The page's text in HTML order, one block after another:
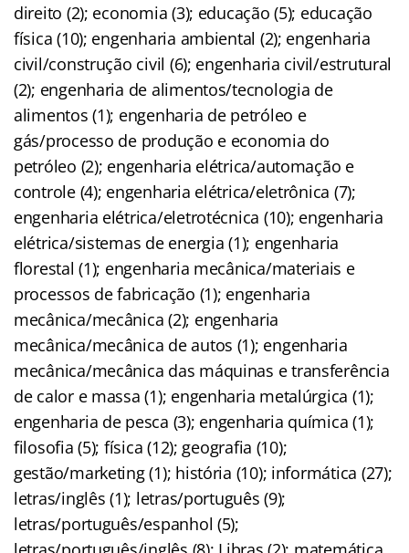
direito (2); economia (3); educação (5); educação
física (10); engenharia ambiental (2); engenharia
civil/construção civil (6); engenharia civil/estrutural
(2); engenharia de alimentos/tecnologia de
alimentos (1); engenharia de petróleo e
gás/processo de produção e economia do
petróleo (2); engenharia elétrica/automação e
controle (4); engenharia elétrica/eletrônica (7);
engenharia elétrica/eletrotécnica (10); engenharia
elétrica/sistemas de energia (1); engenharia
florestal (1); engenharia mecânica/materiais e
processos de fabricação (1); engenharia
mecânica/mecânica (2); engenharia
mecânica/mecânica de autos (1); engenharia
mecânica/mecânica das máquinas e transferência
de calor e massa (1); engenharia metalúrgica (1);
engenharia de pesca (3); engenharia química (1);
filosofia (5); física (12); geografia (10);
gestão/marketing (1); história (10); informática (27);
letras/inglês (1); letras/português (9);
letras/português/espanhol (5);